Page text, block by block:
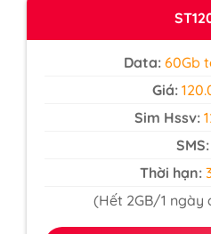
Data: 60Gb
Giá:
Sim Hssv:
SMS:
Thời hạn:
(Hết 2GB/1 ngày